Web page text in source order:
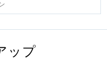
ップ